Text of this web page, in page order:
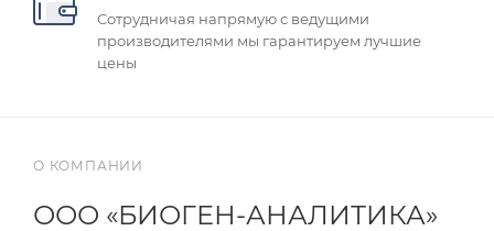
Сотрудничая напрямую с ведущими
производителями мы гарантируем лучшие
цены
О КОМПАНИИ
ООО «БИОГЕН-АНАЛИТИКА»